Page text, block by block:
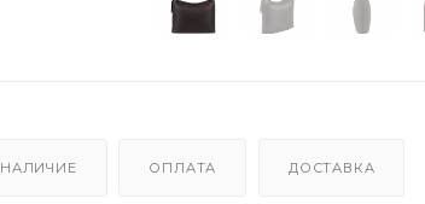
НАЛИЧИЕ ОПЛАТА ДОСТАВКА